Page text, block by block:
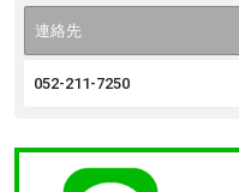
連絡先
052-211-7250